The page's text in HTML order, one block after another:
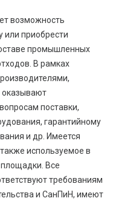
возможность
или приобрести
промышленных
В рамках
оказывают
поставки,
гарантийному
и др. Имеется
используемое в
Все
требованиям
и СанПиН, имеют